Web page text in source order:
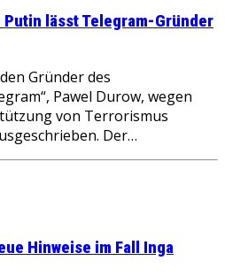
lässt Telegram-Gründer
Gründer des
Pawel Durow, wegen
von Terrorismus
Der…
Hinweise im Fall Inga